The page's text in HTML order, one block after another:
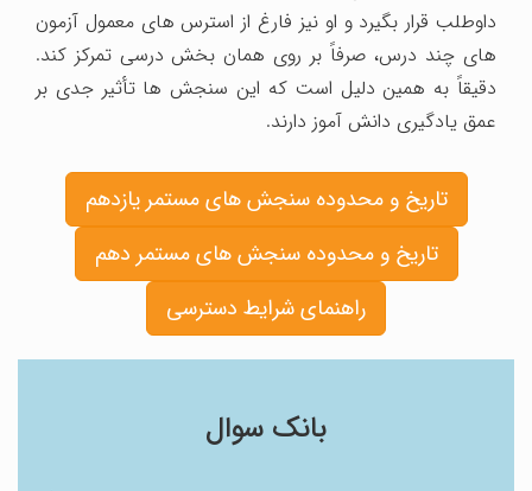
داوطلب قرار بگیرد و او نیز فارغ از استرس‏ های معمول آزمون‏
های چند درس، صرفاً بر روی همان بخش درسی تمرکز ‏کند.
دقیقاً به همین دلیل است که این سنجش‏ ها تأثیر جدی بر
عمق یادگیری دانش‏ آموز دارند.
تاریخ و محدوده سنجش های مستمر یازدهم
تاریخ و محدوده سنجش های مستمر دهم
راهنمای شرایط دسترسی
بانک سوال